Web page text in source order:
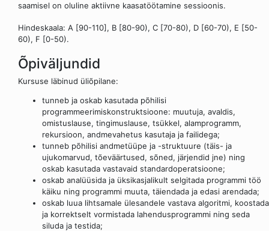
saamisel on oluline aktiivne kaasatöötamine sessioonis.
Hindeskaala: A [90-110], B [80-90), C [70-80), D [60-70), E [50-
60), F [0-50).
Õpiväljundid
Kursuse läbinud üliõpilane:
tunneb ja oskab kasutada põhilisi
programmeerimiskonstruktsioone: muutuja, avaldis,
omistuslause, tingimuslause, tsükkel, alamprogramm,
rekursioon, andmevahetus kasutaja ja failidega;
tunneb põhilisi andmetüüpe ja -struktuure (täis- ja
ujukomarvud, tõeväärtused, sõned, järjendid jne) ning
oskab kasutada vastavaid standardoperatsioone;
oskab analüüsida ja üksikasjalikult selgitada programmi töö
käiku ning programmi muuta, täiendada ja edasi arendada;
oskab luua lihtsamale ülesandele vastava algoritmi, koostada
ja korrektselt vormistada lahendusprogrammi ning seda
siluda ja testida;